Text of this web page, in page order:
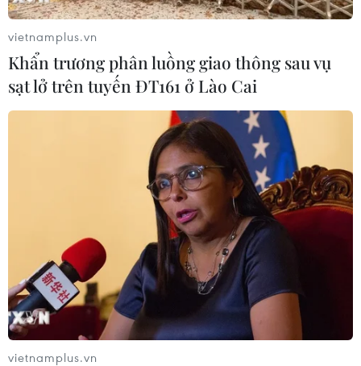
Chuỗi hoạt động văn hóa tại phố cổ mừng
ngày giải phóng Thủ đô
09/10/2018 22:15
Chiều 9/10, chuỗi hoạt động văn hóa chào mừng ngày
Giải phóng Thủ đô 10/10 đã khai mạc tại phố cổ Hà
Nội.
vietnamplus.vn
Khẩn trương phân luồng giao thông sau vụ
sạt lở trên tuyến ĐT161 ở Lào Cai
vietnamplus.vn